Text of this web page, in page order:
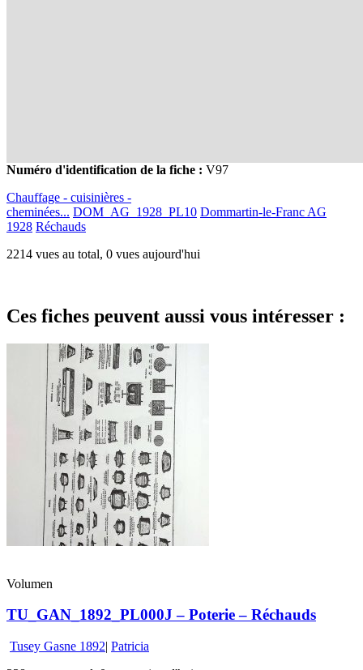
Numéro d'identification de la fiche : V97
Chauffage - cuisinières -
cheminées... DOM_AG_1928_PL10 Dommartin-le-Franc AG
1928 Réchauds
2214 vues au total, 0 vues aujourd'hui
Ces fiches peuvent aussi vous intéresser :
Volumen
TU_GAN_1892_PL000J – Poterie – Réchauds
Tusey Gasne 1892| Patricia